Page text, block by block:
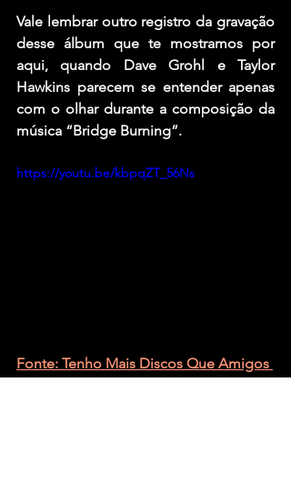
Vale lembrar outro registro da gravação
desse álbum que te mostramos por
aqui, quando Dave Grohl e Taylor
Hawkins parecem se entender apenas
com o olhar durante a composição da
música “Bridge Burning”.
https://youtu.be/kbpqZT_56Ns
Fonte: Tenho Mais Discos Que Amigos